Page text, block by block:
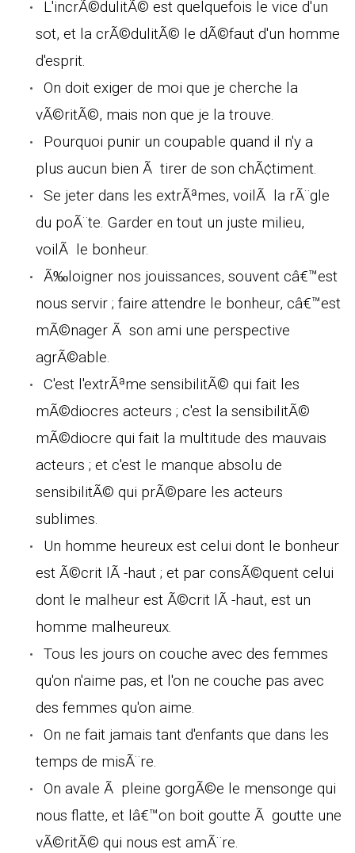
L'incrÃ©dulitÃ© est quelquefois le vice d'un
sot, et la crÃ©dulitÃ© le dÃ©faut d'un homme
d'esprit.
On doit exiger de moi que je cherche la
vÃ©ritÃ©, mais non que je la trouve.
Pourquoi punir un coupable quand il n'y a
plus aucun bien Ã tirer de son chÃ¢timent.
Se jeter dans les extrÃªmes, voilÃ la rÃ¨gle
du poÃ¨te. Garder en tout un juste milieu,
voilÃ le bonheur.
Ã‰loigner nos jouissances, souvent câ€™est
nous servir ; faire attendre le bonheur, câ€™est
mÃ©nager Ã son ami une perspective
agrÃ©able.
C'est l'extrÃªme sensibilitÃ© qui fait les
mÃ©diocres acteurs ; c'est la sensibilitÃ©
mÃ©diocre qui fait la multitude des mauvais
acteurs ; et c'est le manque absolu de
sensibilitÃ© qui prÃ©pare les acteurs
sublimes.
Un homme heureux est celui dont le bonheur
est Ã©crit lÃ -haut ; et par consÃ©quent celui
dont le malheur est Ã©crit lÃ -haut, est un
homme malheureux.
Tous les jours on couche avec des femmes
qu'on n'aime pas, et l'on ne couche pas avec
des femmes qu'on aime.
On ne fait jamais tant d'enfants que dans les
temps de misÃ¨re.
On avale Ã pleine gorgÃ©e le mensonge qui
nous flatte, et lâ€™on boit goutte Ã goutte une
vÃ©ritÃ© qui nous est amÃ¨re.